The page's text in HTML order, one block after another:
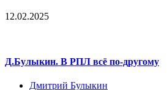
12.02.2025
Д.Булыкин. В РПЛ всё по-другому
Дмитрий Булыкин